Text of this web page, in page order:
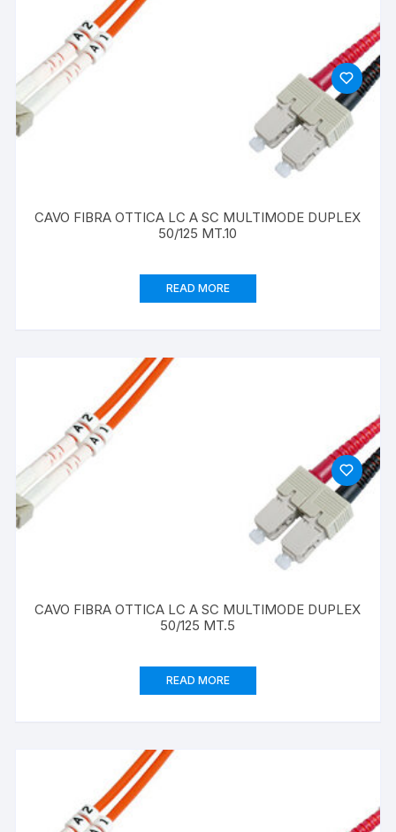
CAVO FIBRA OTTICA LC A SC MULTIMODE DUPLEX
50/125 MT.10
READ MORE
CAVO FIBRA OTTICA LC A SC MULTIMODE DUPLEX
50/125 MT.5
READ MORE